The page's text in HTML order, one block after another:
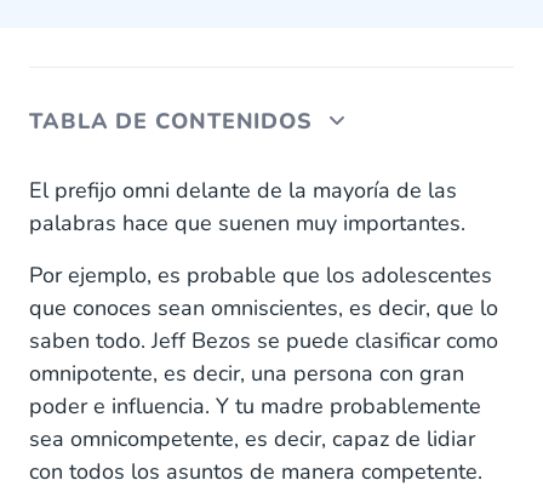
TABLA DE CONTENIDOS
¿Qué significa omnicanal?
Ventajas de la comunicación omnicanal
Conclusión
El prefijo omni delante de la mayoría de las
palabras hace que suenen muy importantes.
Por ejemplo, es probable que los adolescentes
que conoces sean omniscientes, es decir, que lo
saben todo. Jeff Bezos se puede clasificar como
omnipotente, es decir, una persona con gran
poder e influencia. Y tu madre probablemente
sea omnicompetente, es decir, capaz de lidiar
con todos los asuntos de manera competente.